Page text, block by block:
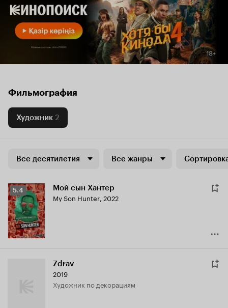
Фильмография
Художник 2
Все десятилетия Все жанры
Рейтинг
Кинопоиска
5.4
5.4 Мой сын Хантер
My Son Hunter, 2022
Zdrav
2019
Художник по декорациям